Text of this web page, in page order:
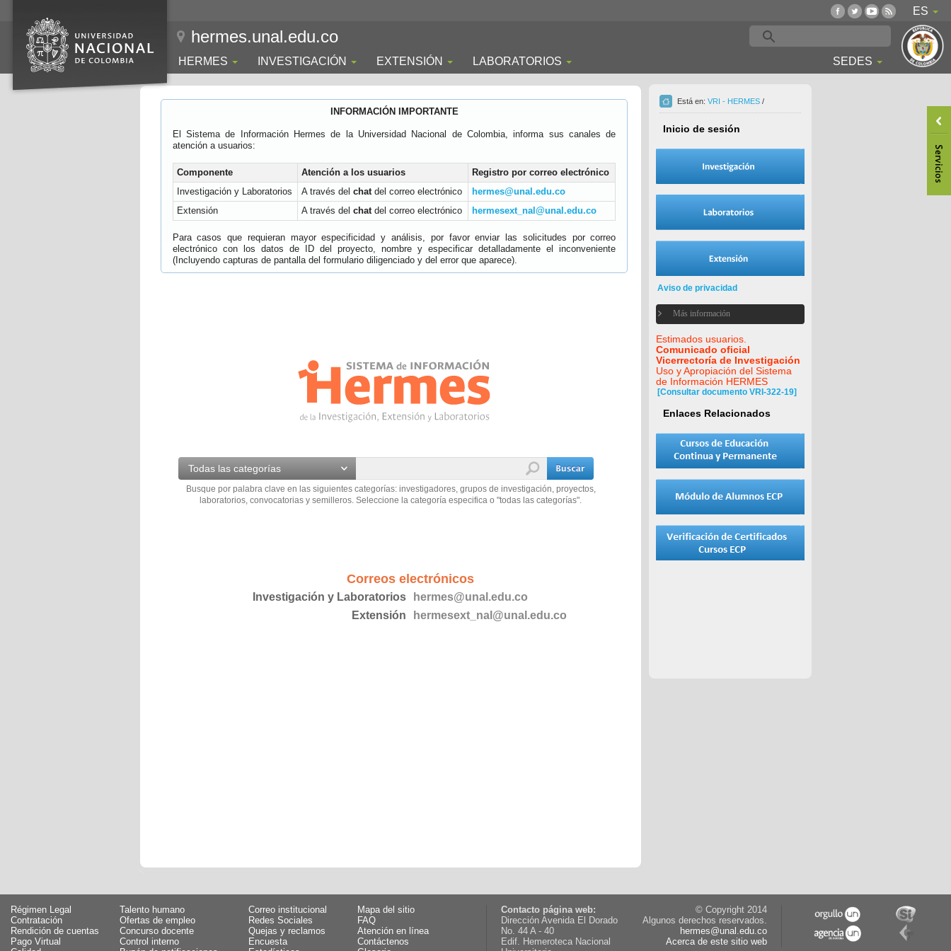
ES
hermes.unal.edu.co
HERMES INVESTIGACIÓN EXTENSIÓN LABORATORIOS SEDES
INFORMACIÓN IMPORTANTE
El Sistema de Información Hermes de la Universidad Nacional de Colombia, informa sus canales de
atención a usuarios:
Componente Atención a los usuarios
Registro por correo electrónico
Investigación y Laboratorios
A través del chatdel correo electrónico
hermes@unal.edu.co
Extensión
A través del chatdel correo electrónico hermesext_nal@unal.edu.co
Para casos que requieran mayor especificidad y análisis, por favor enviar las solicitudes por correo
electrónico con los datos de ID del proyecto, nombre y especificar detalladamente el inconveniente
(Incluyendo capturas de pantalla del formulario diligenciado y del error que aparece).
Todas las categorías
Busque por palabra clave en las siguientes categorías: investigadores, grupos de investigación, proyectos,
laboratorios, convocatorias y semilleros. Seleccione la categoría especifica o "todas las categorías".
Correos electrónicos
Investigación y Laboratorios
hermes@unal.edu.co
Extensión
hermesext_nal@unal.edu.co
Está en: VRI - HERMES /
Inicio de sesión
Aviso de privacidad
Más información
Estimados usuarios.
Comunicado oficial
Vicerrectoría de Investigación
Uso y Apropiación del Sistema
de Información HERMES
[Consultar documento VRI-322-19]
Enlaces Relacionados
Régimen Legal
Talento humano
Contratación
Ofertas de empleo
Rendición de cuentas
Concurso docente
Pago Virtual
Control interno
Correo institucional
Mapa del sitio
Redes Sociales
FAQ
Quejas y reclamos
Atención en línea
Encuesta
Contáctenos
Contacto página web:
Dirección Avenida El Dorado
No. 44 A - 40
Edif. Hemeroteca Nacional
© Copyright 2014
Algunos derechos reservados.
hermes@unal.edu.co
Acerca de este sitio web